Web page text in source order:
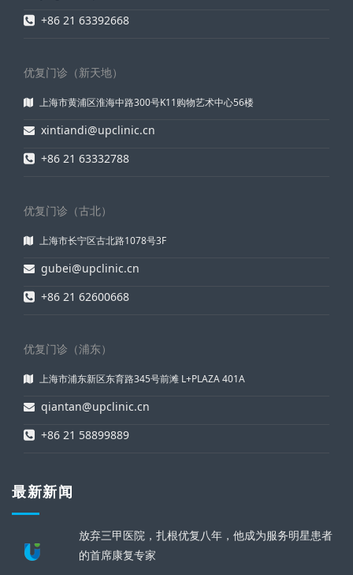
+86 21 63392668
优复门诊（新天地）
上海市黄浦区淮海中路300号K11购物艺术中心56楼
xintiandi@upclinic.cn
+86 21 63332788
优复门诊（古北）
上海市长宁区古北路1078号3F
gubei@upclinic.cn
+86 21 62600668
优复门诊（浦东）
上海市浦东新区东育路345号前滩 L+PLAZA 401A
qiantan@upclinic.cn
+86 21 58899889
最新新闻
放弃三甲医院，扎根优复八年，他成为服务明星患者
的首席康复专家